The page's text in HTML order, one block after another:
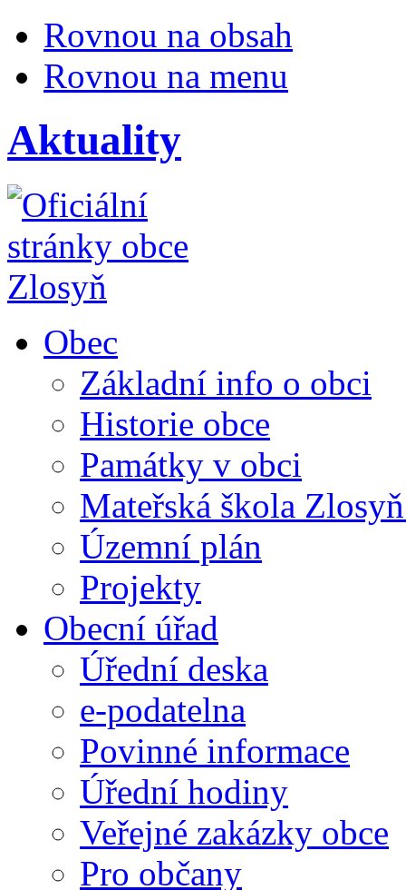
Rovnou na obsah
Rovnou na menu
Aktuality
Obec
Základní info o obci
Historie obce
Památky v obci
Mateřská škola
Územní plán
Projekty
Obecní úřad
Úřední deska
e-podatelna
Povinné informace
Úřední hodiny
Veřejné zakázky obce
Pro občany